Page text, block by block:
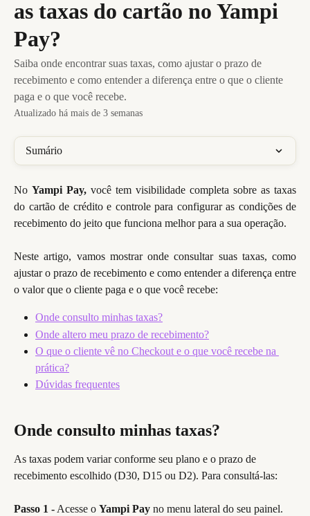
as taxas do cartão no Yampi
Pay?
Saiba onde encontrar suas taxas, como ajustar o prazo de
recebimento e como entender a diferença entre o que o cliente
paga e o que você recebe.
Atualizado há mais de 3 semanas
Sumário
No Yampi Pay, você tem visibilidade completa sobre as taxas
do cartão de crédito e controle para configurar as condições de
recebimento do jeito que funciona melhor para a sua operação.
Neste artigo, vamos mostrar onde consultar suas taxas, como
ajustar o prazo de recebimento e como entender a diferença entre
o valor que o cliente paga e o que você recebe:
Onde consulto minhas taxas?
Onde altero meu prazo de recebimento?
O que o cliente vê no Checkout e o que você recebe na
prática?
Dúvidas frequentes
Onde consulto minhas taxas?
As taxas podem variar conforme seu plano e o prazo de
recebimento escolhido (D30, D15 ou D2). Para consultá-las:
Passo 1 - Acesse o Yampi Pay no menu lateral do seu painel.